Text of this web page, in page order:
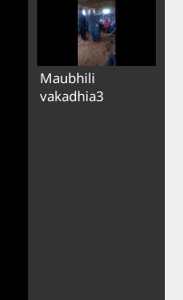
Maubhili
vakadhia3